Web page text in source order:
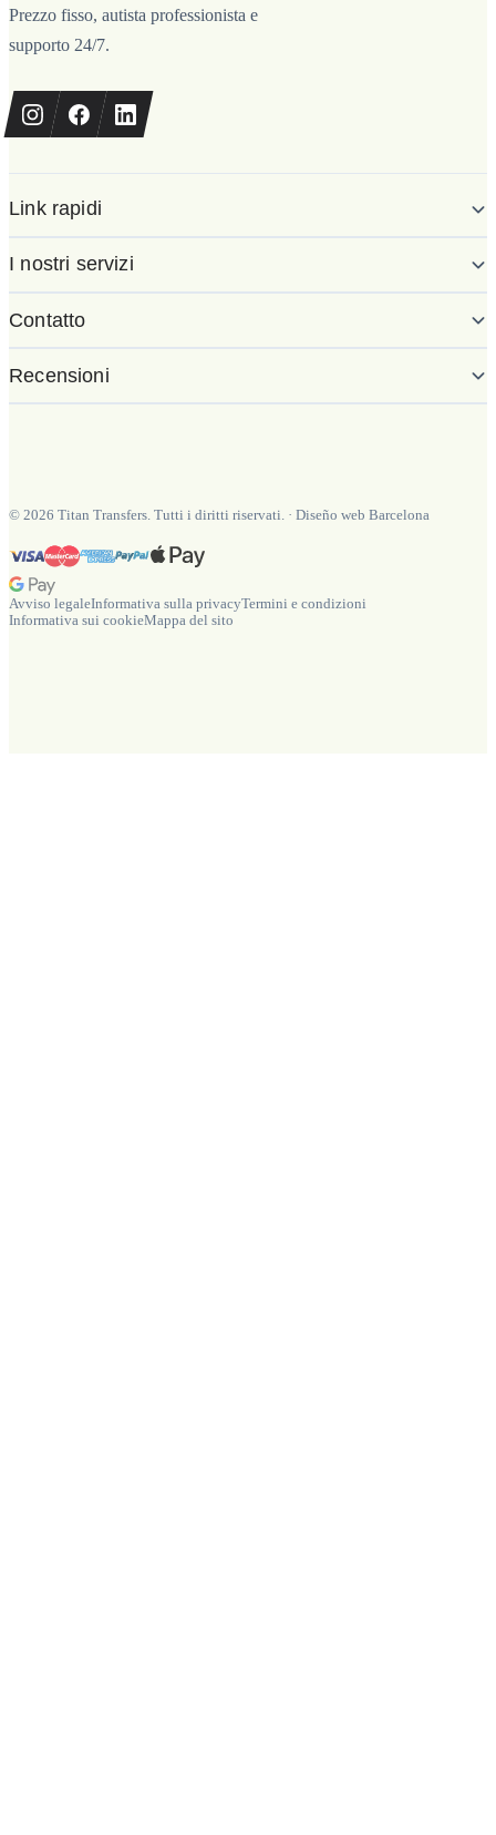
Prezzo fisso, autista professionista e
supporto 24/7.
Link rapidi
I nostri servizi
Contatto
Recensioni
© 2026 Titan Transfers. Tutti i diritti riservati. · Diseño web Barcelona
Avviso legaleInformativa sulla privacyTermini e condizioni
Informativa sui cookieMappa del sito